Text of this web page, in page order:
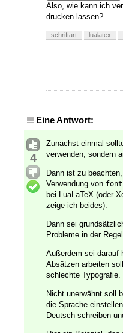
Also, wie kann ich
drucken lassen?
schriftart lualatex
Eine Antwort:
4
Zunächst einmal
verwenden, sondern
Dann ist zu
Verwendung von
bei LuaLaTeX (oder
zeige ich beides).
Dann sei
Probleme in der
Außerdem sei darauf
Absätzen arbeiten
schlechte Typografie.
Nicht unerwähnt soll
die Sprache
Deutsch schreiben